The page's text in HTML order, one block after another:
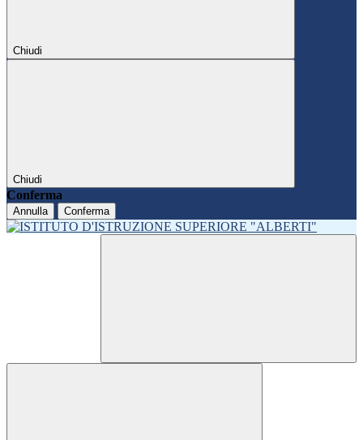
Chiudi
Chiudi
Conferma
Annulla Conferma